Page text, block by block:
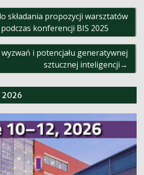
składania propozycji warsztatów
konferencji BIS 2025
i potencjału generatywnej
sztucznej inteligencji
2026